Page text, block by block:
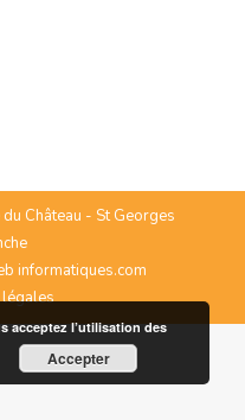
Château - St Georges
informatiques.com
acceptez l’utilisation des
Accepter